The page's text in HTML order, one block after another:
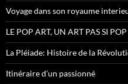
r
:
Voyage dans son royaume
LE POP ART, UN ART PAS SI POP
La Pléiade: Histoire de la
Itinéraire d’un passionné